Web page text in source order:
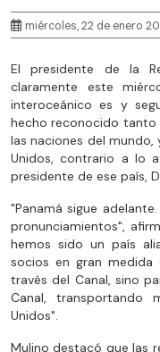
miércoles, 22 de enero
El presidente de la
claramente este
interoceánico es y
hecho reconocido
las naciones del
Unidos, contrario a lo
presidente de ese país,
"Panamá sigue
pronunciamientos",
hemos sido un país
socios en gran
través del Canal, sino
Canal, transportando
Unidos".
Mulino destacó que las